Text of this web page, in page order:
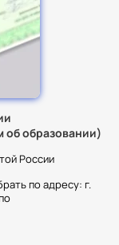
об образовании)
России
по адресу: г.